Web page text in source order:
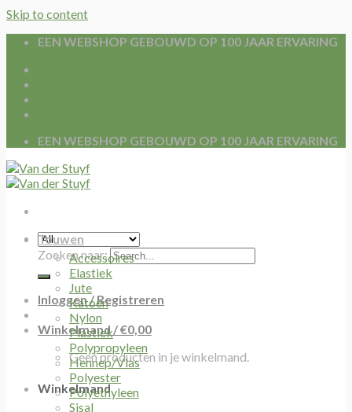
Skip to content
EEN WEBSHOP GEBOUWD OP 100 JAAR ERVARING
EEN WEBSHOP GEBOUWD OP 100 JAAR ERVARING
Zoeken naar:
Inloggen / Registreren
Winkelmand /€0,00
Geen producten in je winkelmand.
Winkelmand
Touwen
Accessoires
Elastiek
Jute
Katoen
Nylon
Plastiek
Polypropyleen
Hennep/Vlas
Polyester
Polyethyleen
Sisal